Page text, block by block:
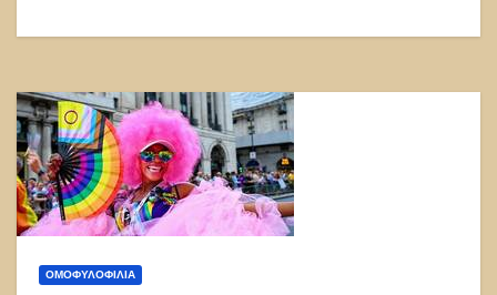
ΟΜΟΦΥΛΟΦΙΛΊΑ